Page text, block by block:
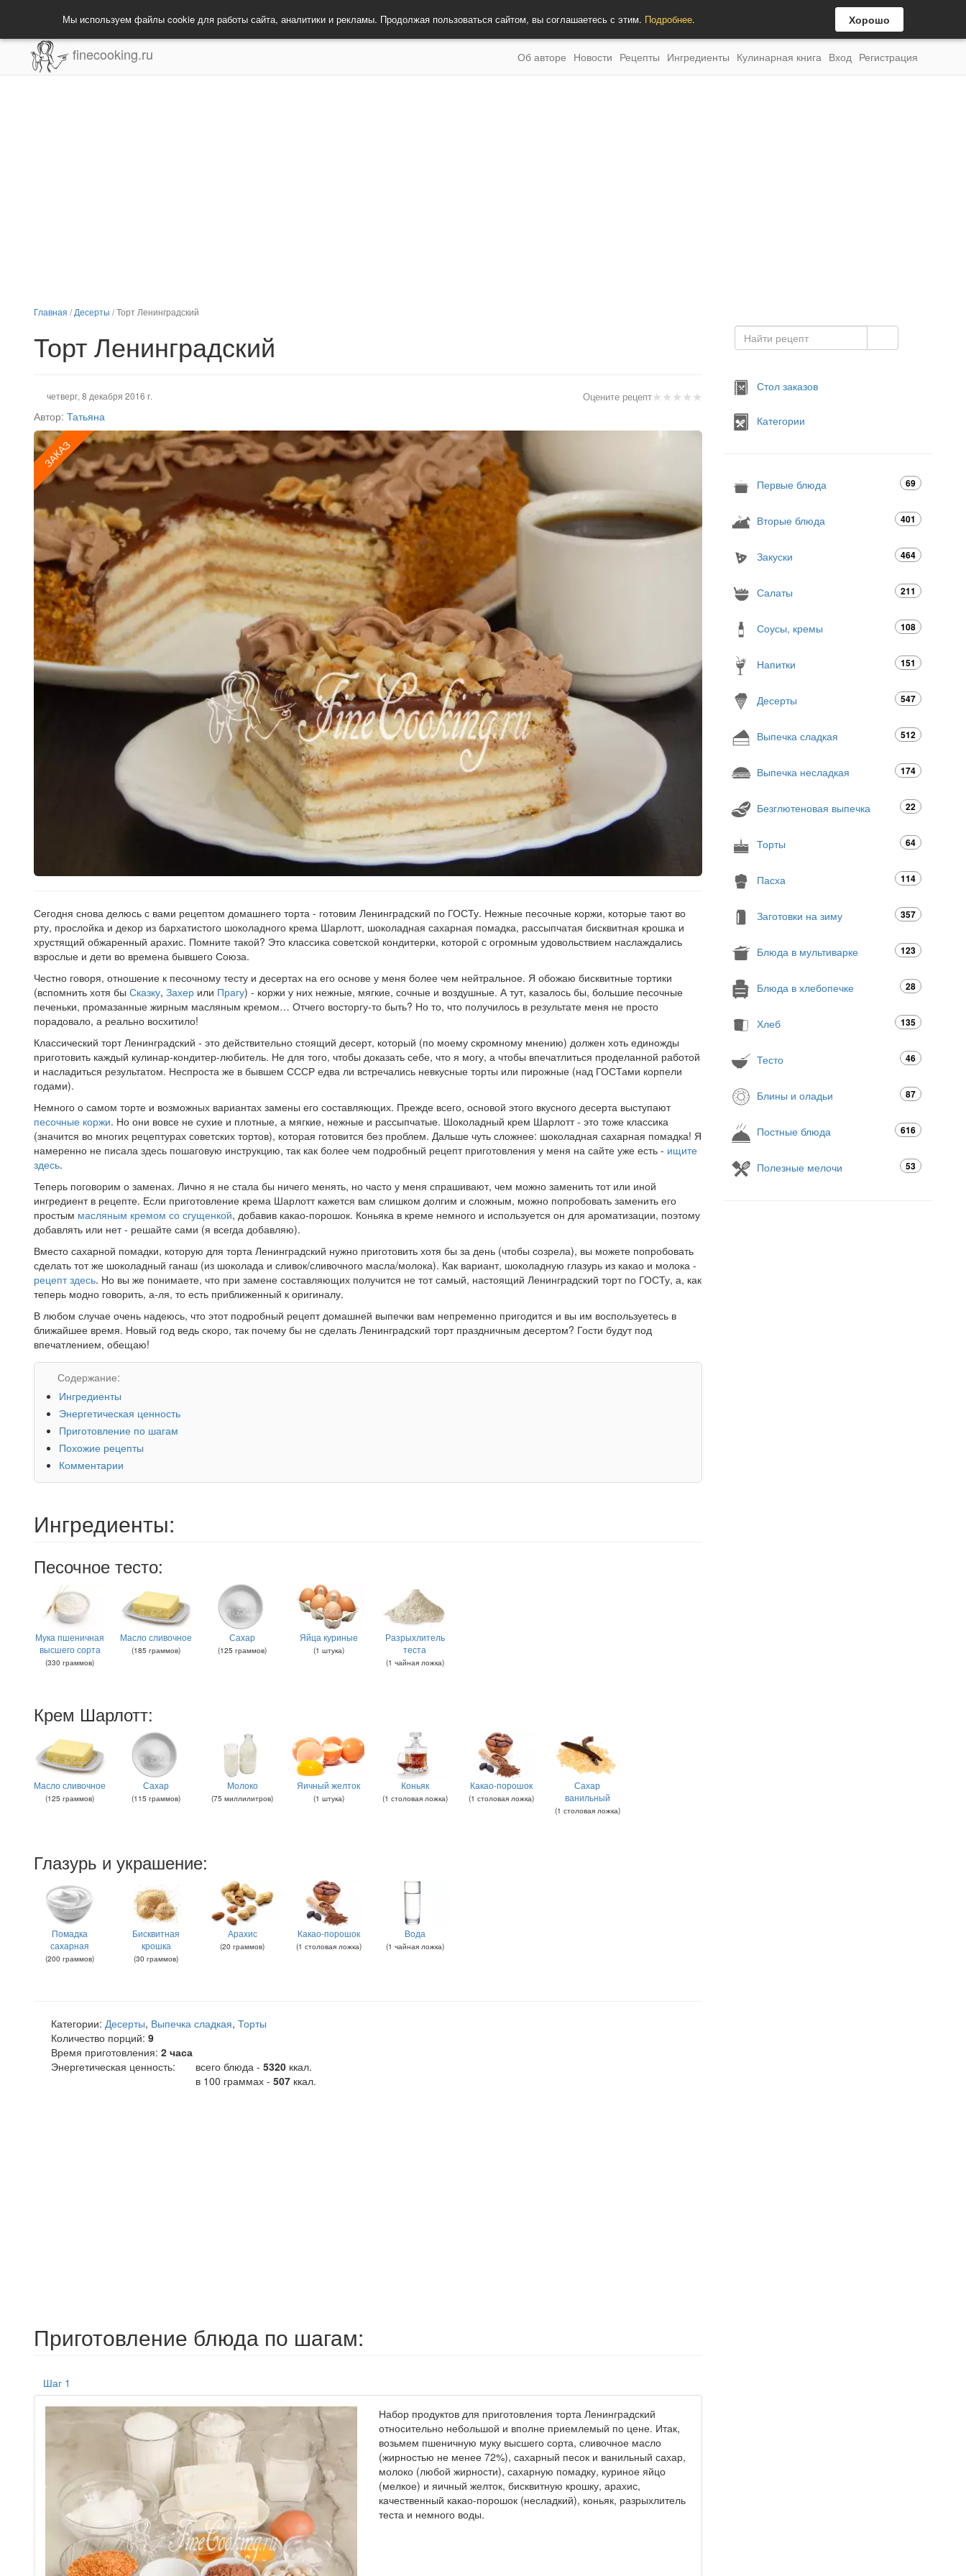
Мы используем файлы cookie для работы сайта, аналитики и рекламы. Продолжая пользоваться сайтом, вы соглашаетесь с этим. Подробнее. Хорошо
finecooking.ru Об авторе Новости Рецепты Ингредиенты Кулинарная книга Вход Регистрация
Главная /Десерты /Торт Ленинградский
Торт Ленинградский
★★★★★
Оцените рецепт
четверг, 8 декабря 2016 г.
Автор: Татьяна
ЗАКАЗ
заказу
Сегодня снова делюсь с вами рецептом домашнего торта - готовим Ленинградский по ГОСТу. Нежные песочные коржи, которые тают во
рту, прослойка и декор из бархатистого шоколадного крема Шарлотт, шоколадная сахарная помадка, рассыпчатая бисквитная крошка и
хрустящий обжаренный арахис. Помните такой? Это классика советской кондитерки, которой с огромным удовольствием наслаждались
взрослые и дети во времена бывшего Союза.
Честно говоря, отношение к песочному тесту и десертах на его основе у меня более чем нейтральное. Я обожаю бисквитные тортики
(вспомнить хотя бы Сказку, Захер или Прагу) - коржи у них нежные, мягкие, сочные и воздушные. А тут, казалось бы, большие песочные
печеньки, промазанные жирным масляным кремом… Отчего восторгу-то быть? Но то, что получилось в результате меня не просто
порадовало, а реально восхитило!
Классический торт Ленинградский - это действительно стоящий десерт, который (по моему скромному мнению) должен хоть единожды
приготовить каждый кулинар-кондитер-любитель. Не для того, чтобы доказать себе, что я могу, а чтобы впечатлиться проделанной работой
и насладиться результатом. Неспроста же в бывшем СССР едва ли встречались невкусные торты или пирожные (над ГОСТами корпели
годами).
Немного о самом торте и возможных вариантах замены его составляющих. Прежде всего, основой этого вкусного десерта выступают
песочные коржи. Но они вовсе не сухие и плотные, а мягкие, нежные и рассыпчатые. Шоколадный крем Шарлотт - это тоже классика
(значится во многих рецептурах советских тортов), которая готовится без проблем. Дальше чуть сложнее: шоколадная сахарная помадка! Я
намеренно не писала здесь пошаговую инструкцию, так как более чем подробный рецепт приготовления у меня на сайте уже есть - ищите
здесь.
Теперь поговорим о заменах. Лично я не стала бы ничего менять, но часто у меня спрашивают, чем можно заменить тот или иной
ингредиент в рецепте. Если приготовление крема Шарлотт кажется вам слишком долгим и сложным, можно попробовать заменить его
простым масляным кремом со сгущенкой, добавив какао-порошок. Коньяка в креме немного и используется он для ароматизации, поэтому
добавлять или нет - решайте сами (я всегда добавляю).
Вместо сахарной помадки, которую для торта Ленинградский нужно приготовить хотя бы за день (чтобы созрела), вы можете попробовать
сделать тот же шоколадный ганаш (из шоколада и сливок/сливочного масла/молока). Как вариант, шоколадную глазурь из какао и молока -
рецепт здесь. Но вы же понимаете, что при замене составляющих получится не тот самый, настоящий Ленинградский торт по ГОСТу, а, как
теперь модно говорить, а-ля, то есть приближенный к оригиналу.
В любом случае очень надеюсь, что этот подробный рецепт домашней выпечки вам непременно пригодится и вы им воспользуетесь в
ближайшее время. Новый год ведь скоро, так почему бы не сделать Ленинградский торт праздничным десертом? Гости будут под
впечатлением, обещаю!
Содержание:
Ингредиенты
Энергетическая ценность
Приготовление по шагам
Похожие рецепты
Комментарии
Ингредиенты:
Песочное тесто:
Мука пшеничная
высшего сорта
(330 граммов)
Масло сливочное
(185 граммов)
Сахар
(125 граммов)
Яйца куриные
(1 штука)
Разрыхлитель
теста
(1 чайная ложка)
Крем Шарлотт:
Масло сливочное
(125 граммов)
Сахар
(115 граммов)
Молоко
(75 миллилитров)
Яичный желток
(1 штука)
Коньяк
(1 столовая ложка)
Какао-порошок
(1 столовая ложка)
Сахар
ванильный
(1 столовая ложка)
Глазурь и украшение:
Помадка
сахарная
(200 граммов)
Бисквитная
крошка
(30 граммов)
Арахис
(20 граммов)
Какао-порошок
(1 столовая ложка)
Вода
(1 чайная ложка)
Категории: Десерты, Выпечка сладкая, Торты
Количество порций: 9
Время приготовления: 2 часа
Энергетическая ценность:
всего блюда - 5320 ккал.
в 100 граммах - 507 ккал.
Приготовление блюда по шагам:
Шаг 1
Набор продуктов для приготовления торта Ленинградский
относительно небольшой и вполне приемлемый по цене. Итак,
возьмем пшеничную муку высшего сорта, сливочное масло
(жирностью не менее 72%), сахарный песок и ванильный сахар,
молоко (любой жирности), сахарную помадку, куриное яйцо
(мелкое) и яичный желток, бисквитную крошку, арахис,
качественный какао-порошок (несладкий), коньяк, разрыхлитель
теста и немного воды.
Стол заказов
Категории
Первые блюда 69
Вторые блюда 401
Закуски 464
Салаты 211
Соусы, кремы 108
Напитки 151
Десерты 547
Выпечка сладкая 512
Выпечка несладкая 174
Безглютеновая выпечка 22
Торты 64
Пасха 114
Заготовки на зиму 357
Блюда в мультиварке 123
Блюда в хлебопечке 28
Хлеб 135
Тесто 46
Блины и оладьи 87
Постные блюда 616
Полезные мелочи 53